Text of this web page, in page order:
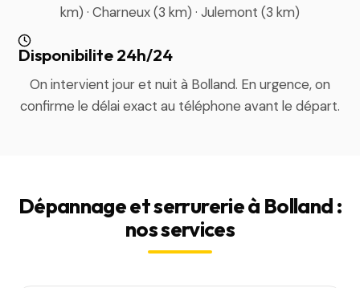
km) · Charneux (3 km) · Julemont (3 km)
Disponibilite 24h/24
On intervient jour et nuit à Bolland. En urgence, on
confirme le délai exact au téléphone avant le départ.
Dépannage et serrurerie à Bolland :
nos services